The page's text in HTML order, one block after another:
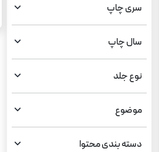
سری چاپ
سال چاپ
نوع جلد
موضوع
دسته بندی محتوا